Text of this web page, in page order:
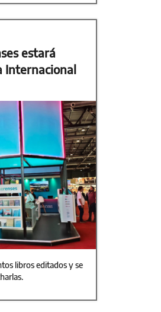
estará
Internacional
libros editados y se